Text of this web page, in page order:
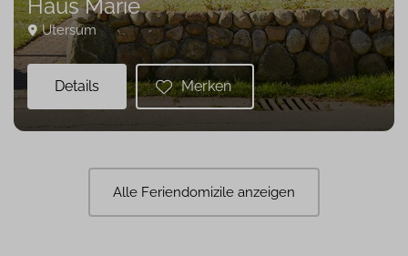
Haus Marie
Utersum
Details Merken
Alle Feriendomizile anzeigen